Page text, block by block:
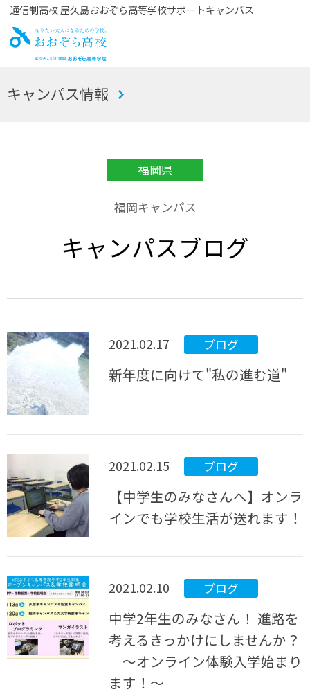
通信制高校 屋久島おおぞら高等学校サポートキャンパス
お
キャンパス情報
福岡県
福岡キャンパス
キャンパスブログ
2021.02.17 ブログ
新年度に向けて"私の進む道"
2021.02.15 ブログ
【中学生のみなさんへ】オンラ
インでも学校生活が送れます！
2021.02.10 ブログ
中学2年生のみなさん！ 進路を
考えるきっかけにしませんか？
～オンライン体験入学始まり
ます！～